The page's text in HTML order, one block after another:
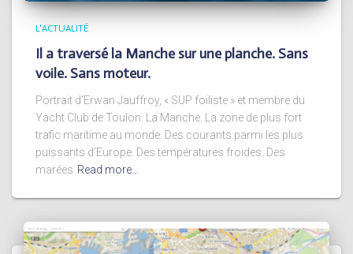
L'ACTUALITÉ
Il a traversé la Manche sur une planche. Sans
voile. Sans moteur.
Portrait d’Erwan Jauffroy, « SUP foiliste » et membre du
Yacht Club de Toulon. La Manche. La zone de plus fort
trafic maritime au monde. Des courants parmi les plus
puissants d’Europe. Des températures froides. Des
marées Read more…